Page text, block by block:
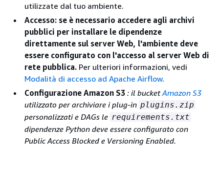
utilizzate dal tuo ambiente.
Accesso: se è necessario accedere agli archivi
pubblici per installare le dipendenze
direttamente sul server Web, l'ambiente deve
essere configurato con l'accesso al server Web di
rete pubblica. Per ulteriori informazioni, vedi
Modalità di accesso ad Apache Airflow.
Configurazione Amazon S3 : il bucketAmazon S3
utilizzato per archiviare i plug-in plugins.zip
personalizzati e DAGs le requirements.txt
dipendenze Python deve essere configurato con
Public Access Blocked e Versioning Enabled.